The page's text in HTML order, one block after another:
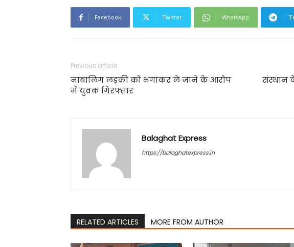
Facebook Twitter WhatsApp
Previous article
नाबालिग लड़की को भगाकर ले जाने के आरोप
में युवक गिरफ्तार
संस्थान
Balaghat Express
https://balaghatexpress.in
RELATED ARTICLES MORE FROM AUTHOR